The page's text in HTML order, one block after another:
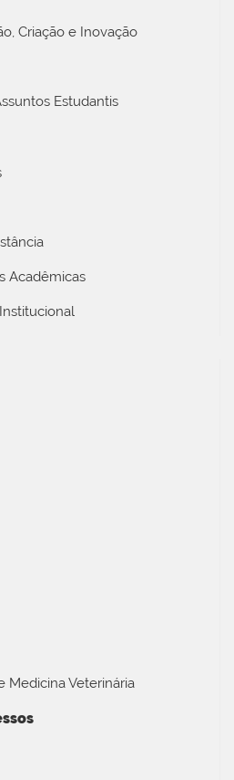
Criação e Inovação
Estudantis
Acadêmicas
Medicina Veterinária